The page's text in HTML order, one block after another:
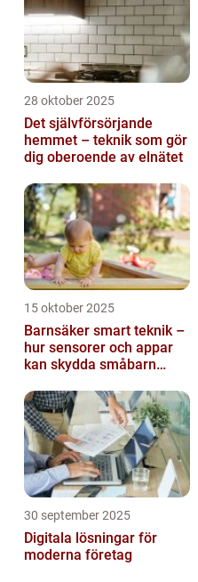
28 oktober 2025
Det självförsörjande
hemmet – teknik som gör
dig oberoende av elnätet
15 oktober 2025
Barnsäker smart teknik –
hur sensorer och appar
kan skydda småbarn
30 september 2025
Digitala lösningar för
moderna företag